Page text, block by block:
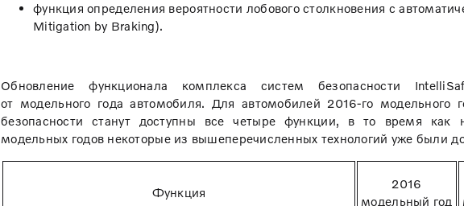
функция определения вероятности лобового столкновения с
Mitigation by Braking).
Обновление функционала комплекса систем безопасности
от модельного года автомобиля. Для автомобилей 2016-го модельного
безопасности станут доступны все четыре функции, в то время как
модельных годов некоторые из вышеперечисленных технологий уже были
Функция
2016
модельный год